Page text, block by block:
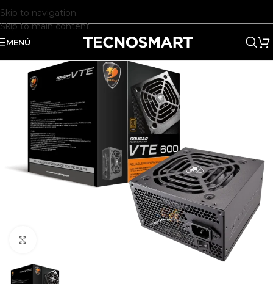
Skip to navigation
Skip to main content
MENÚ